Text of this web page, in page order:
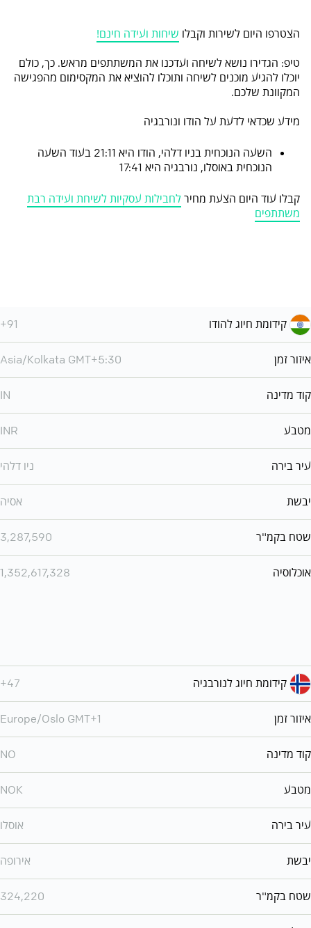
הצטרפו היום לשירות וקבלו שיחות ועידה חינם!
טיפ: הגדירו נושא לשיחה ועדכנו את המשתתפים מראש. כך, כולם
יוכלו להגיע מוכנים לשיחה ותוכלו להוציא את המקסימום מהפגישה
המקוונת שלכם.
מידע שכדאי לדעת על הודו ונורבגיה
השעה הנוכחית בניו דלהי, הודו היא 21:11 בעוד השעה
הנוכחית באוסלו, נורבגיה היא 17:41
קבלו עוד היום הצעת מחירלחבילות עסקיות לשיחת ועידה רבת
משתתפים
קידומת חיוג להודו +91
איזור זמן Asia/Kolkata GMT+5:30
קוד מדינה IN
מטבע INR
עיר בירה ניו דלהי
יבשת אסיה
שטח בקמ"ר 3,287,590
אוכלוסיה 1,352,617,328
קידומת חיוג לנורבגיה +47
איזור זמן Europe/Oslo GMT+1
קוד מדינה NO
מטבע NOK
עיר בירה אוסלו
יבשת אירופה
שטח בקמ"ר 324,220